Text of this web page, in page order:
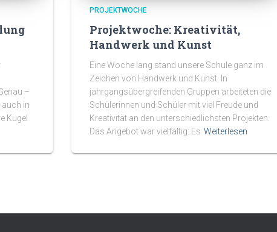
–
in
Kugel
PROJEKTWOCHE
Projektwoche: Kreativität,
Handwerk und Kunst
Eine Woche lang stand unsere Schule ganz im
Zeichen von Handwerk und Kunst. In
jahrgangsübergreifenden Gruppen arbeiteten die
Schülerinnen und Schüler mit viel Freude und
Kreativität an den unterschiedlichsten Projekten.
Das Angebot war vielfältig: Es Weiterlesen